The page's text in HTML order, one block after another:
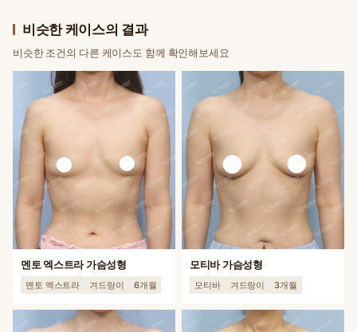
비슷한 케이스의 결과
비슷한 조건의 다른 케이스도 함께 확인해보세요
멘토 엑스트라 가슴성형
멘토 엑스트라 겨드랑이 6개월
모티바 가슴성형
모티바 겨드랑이 3개월